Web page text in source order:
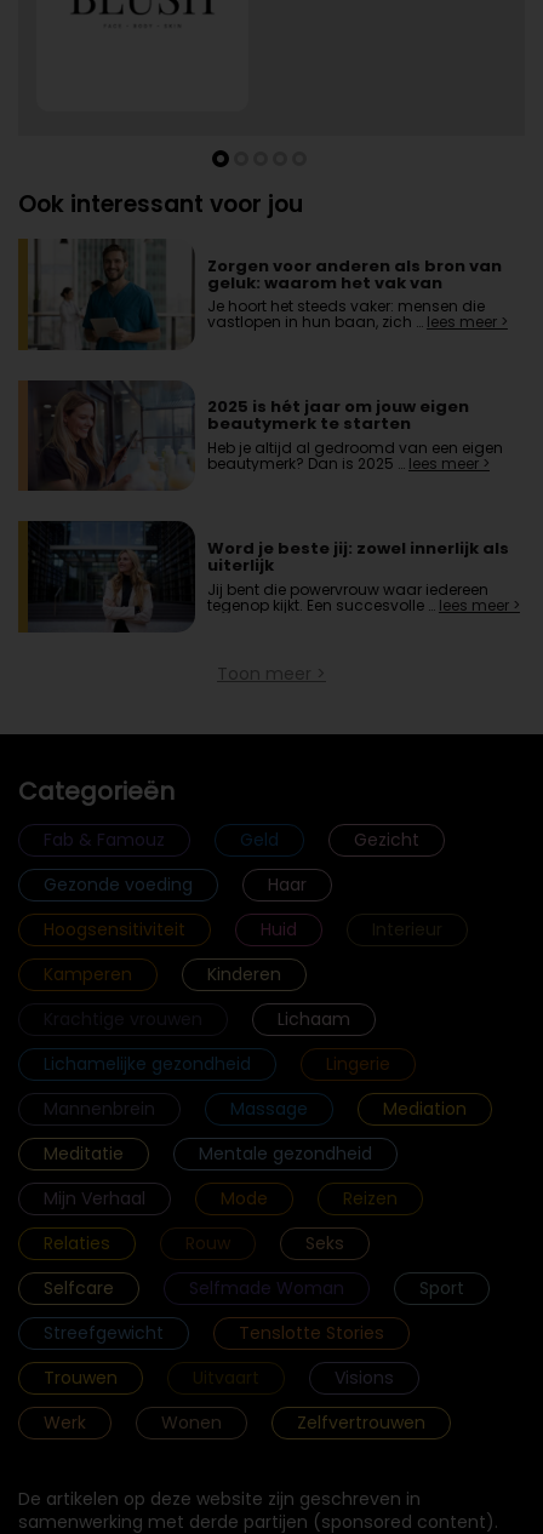
Ook interessant voor jou
Zorgen voor anderen als bron van
geluk: waarom het vak van
zorgverlener zo voldoening geeft
Je hoort het steeds vaker: mensen die
vastlopen in hun baan, zich … lees meer >
2025 is hét jaar om jouw eigen
beautymerk te starten
Heb je altijd al gedroomd van een eigen
beautymerk? Dan is 2025 … lees meer >
Word je beste jij: zowel innerlijk als
uiterlijk
Jij bent die powervrouw waar iedereen
tegenop kijkt. Een succesvolle … lees meer >
Toon meer >
Categorieën
Fab & Famouz Geld
Gezicht
Gezonde voeding
Haar
Hoogsensitiviteit
Huid
Interieur
Kamperen
Kinderen
Lichaam
Lichamelijke gezondheid
Lingerie
Mannenbrein
Massage
Mediation
Meditatie
Mentale gezondheid
Mijn Verhaal
Mode
Reizen
Relaties
Rouw
Seks
Selfcare
Selfmade Woman
Sport
Streefgewicht
Tenslotte Stories
Trouwen
Uitvaart
Visions
Werk
Wonen Zelfvertrouwen
De artikelen op deze website zijn geschreven in
samenwerking met derde partijen (sponsored content).